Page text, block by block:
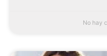
No hay